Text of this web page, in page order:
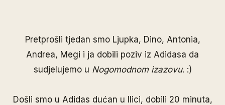
Pretprošli tjedan smo Ljupka, Dino, Antonia,
Andrea, Megi i ja dobili poziv iz Adidasa da
sudjelujemo u Nogomodnom izazovu. :)
Došli smo u Adidas dućan u Ilici, dobili 20 minuta,